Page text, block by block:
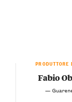
PRODUTTORE
Fabio
—